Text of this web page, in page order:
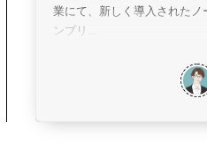
業にて、新しく導入されたノ
ンブリ...